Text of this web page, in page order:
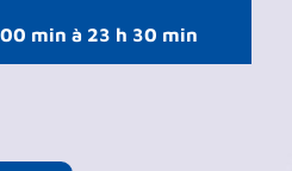
min à 23 h 30 min